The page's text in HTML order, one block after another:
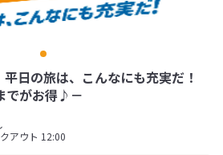
日の旅は、こんなにも充実だ！
でがお得♪－
アウト 12:00